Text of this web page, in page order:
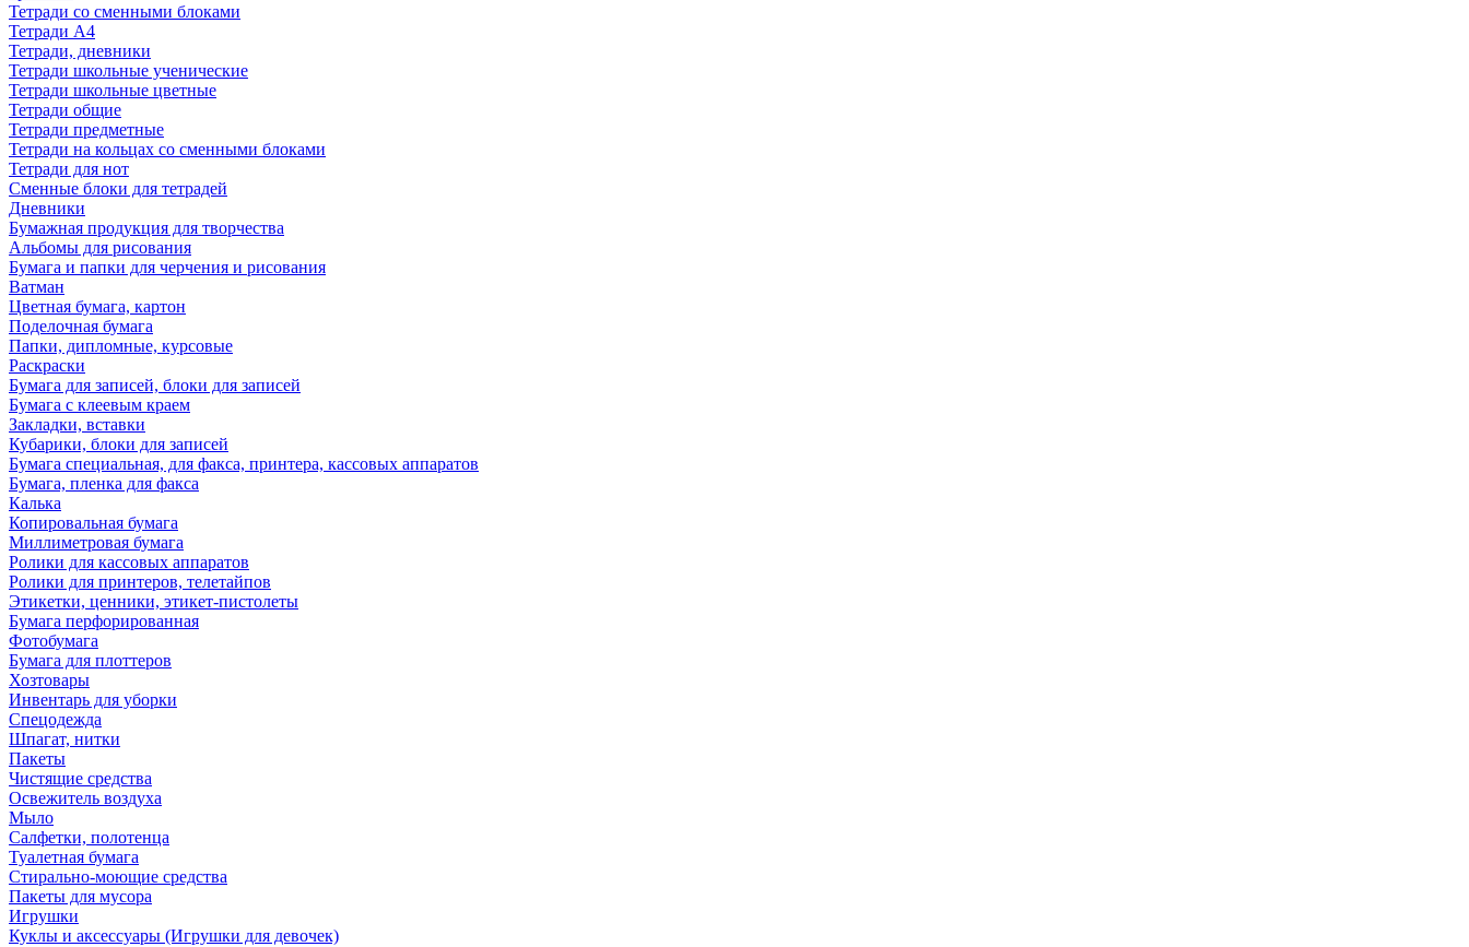
Тетради со сменными блоками
Тетради А4
Тетради, дневники
Тетради школьные ученические
Тетради школьные цветные
Тетради общие
Тетради предметные
Тетради на кольцах со сменными блоками
Тетради для нот
Сменные блоки для тетрадей
Дневники
Бумажная продукция для творчества
Альбомы для рисования
Бумага и папки для черчения и рисования
Ватман
Цветная бумага, картон
Поделочная бумага
Папки, дипломные, курсовые
Раскраски
Бумага для записей, блоки для записей
Бумага с клеевым краем
Закладки, вставки
Кубарики, блоки для записей
Бумага специальная, для факса, принтера, кассовых аппаратов
Бумага, пленка для факса
Калька
Копировальная бумага
Миллиметровая бумага
Ролики для кассовых аппаратов
Ролики для принтеров, телетайпов
Этикетки, ценники, этикет-пистолеты
Бумага перфорированная
Фотобумага
Бумага для плоттеров
Хозтовары
Инвентарь для уборки
Спецодежда
Шпагат, нитки
Пакеты
Чистящие средства
Освежитель воздуха
Мыло
Салфетки, полотенца
Туалетная бумага
Стирально-моющие средства
Пакеты для мусора
Игрушки
Куклы и аксессуары (Игрушки для девочек)